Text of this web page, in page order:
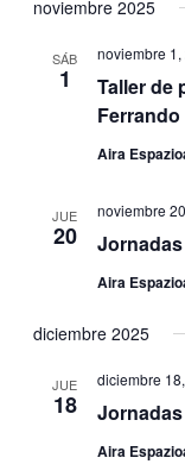
noviembre 2025
SÁB
1
Taller de
Ferrando
noviembre 1,
Aira
JUE
20
noviembre
Aira
diciembre 2025
JUE
18
diciembre
Aira